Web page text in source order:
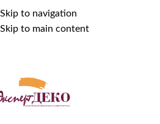
Skip to navigation
Skip to main content